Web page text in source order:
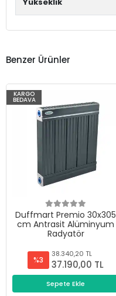
Benzer Ürünler
KARGO
BEDAVA
Duffmart Premio 30x305
cm Antrasit Alüminyum
Radyatör
%3
38.340,20 TL
37.190,00 TL
Sepete Ekle